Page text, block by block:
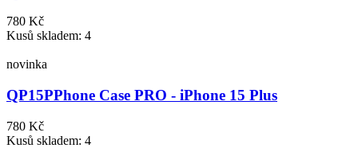
780 Kč
Kusů skladem: 4
novinka
QP15PPhone Case PRO - iPhone 15 Plus
780 Kč
Kusů skladem: 4